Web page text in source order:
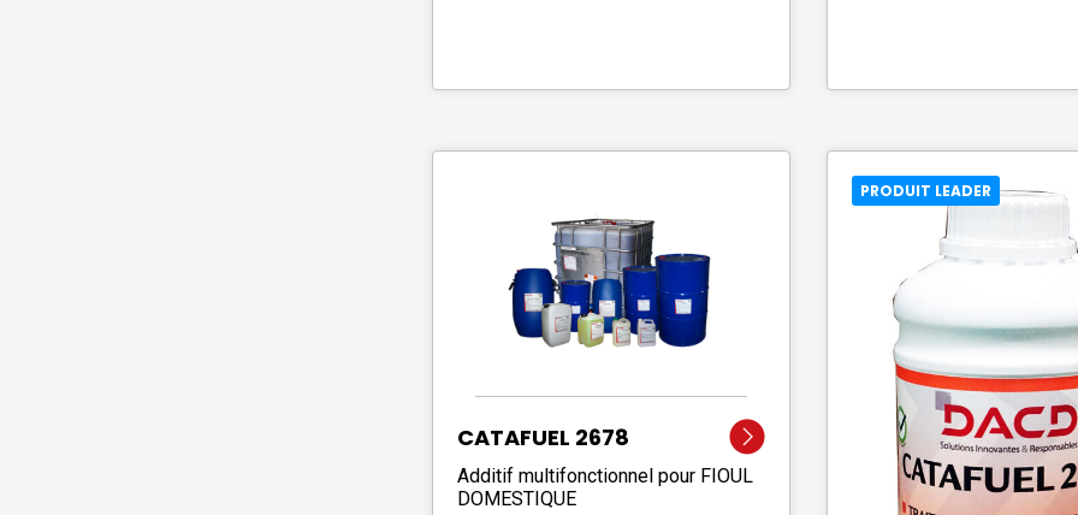
CATAFUEL 2678
Additif multifonctionnel pour FIOUL
DOMESTIQUE
PRODUIT LEADER